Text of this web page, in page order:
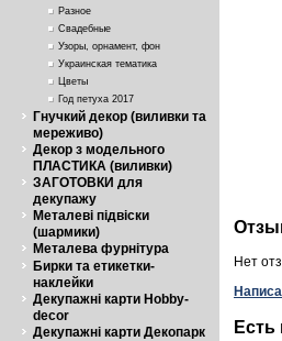
Разное
Свадебные
Узоры, орнамент, фон
Украинская тематика
Цветы
Год петуха 2017
Гнучкий декор (виливки та
мереживо)
Декор з модельного
ПЛАСТИКА (виливки)
ЗАГОТОВКИ для
декупажу
Металеві підвіски
(шармики)
Металева фурнітура
Бирки та етикетки-
наклейки
Декупажні карти Hobby-
decor
Декупажні карти Декопарк
Нет